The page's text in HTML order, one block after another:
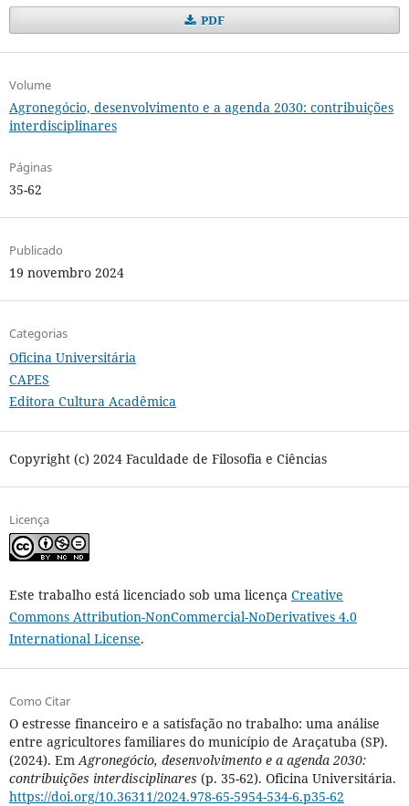
PDF
Volume
Agronegócio, desenvolvimento e a agenda 2030: contribuições
interdisciplinares
Páginas
35-62
Publicado
19 novembro 2024
Categorias
Oficina Universitária
CAPES
Editora Cultura Acadêmica
Copyright (c) 2024 Faculdade de Filosofia e Ciências
Licença
Este trabalho está licenciado sob uma licença Creative
Commons Attribution-NonCommercial-NoDerivatives 4.0
International License.
Como Citar
O estresse financeiro e a satisfação no trabalho: uma análise
entre agricultores familiares do município de Araçatuba (SP).
(2024). EmAgronegócio, desenvolvimento e a agenda 2030:
contribuições interdisciplinares (p. 35-62). Oficina Universitária.
https://doi.org/10.36311/2024.978-65-5954-534-6.p35-62